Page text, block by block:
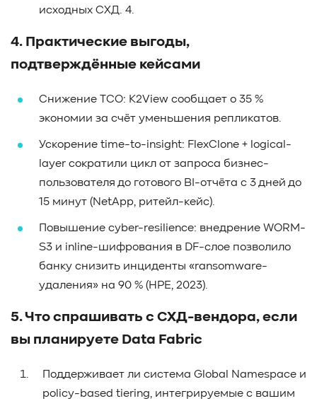
исходных СХД. 4.
4. Практические выгоды,
подтверждённые кейсами
Снижение TCO: K2View сообщает о 35 %
экономии за счёт уменьшения репликатов.
Ускорение time-to-insight: FlexClone + logical-
layer сократили цикл от запроса бизнес-
пользователя до готового BI-отчёта с 3 дней до
15 минут (NetApp, ритейл-кейс).
Повышение cyber-resilience: внедрение WORM-
S3 и inline-шифрования в DF-слое позволило
банку снизить инциденты «ransomware-
удаления» на 90 % (HPE, 2023).
5. Что спрашивать с СХД-вендора, если
вы планируете Data Fabric
Поддерживает ли система Global Namespace и
policy-based tiering, интегрируемые с вашим